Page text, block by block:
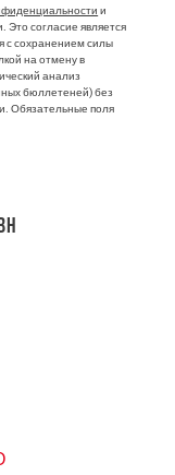
и
Это согласие является
с сохранением силы
на отмену в
анализ
бюллетеней) без
Обязательные поля